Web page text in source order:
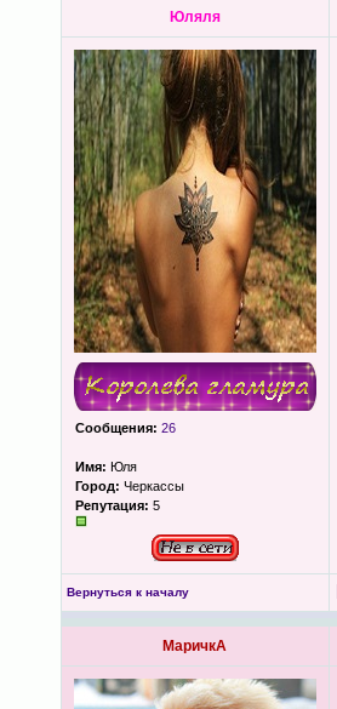
Юляля
Сообщения: 26
Имя: Юля
Город: Черкассы
Репутация: 5
Вернуться к началу
МаричкА